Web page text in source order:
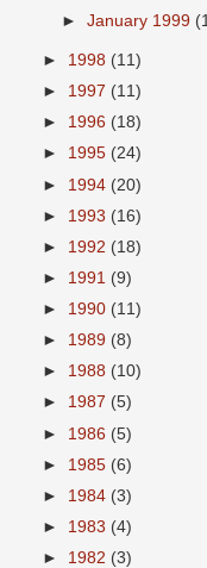
►January 1999
► 1998 (11)
► 1997 (11)
► 1996 (18)
► 1995 (24)
► 1994 (20)
► 1993 (16)
► 1992 (18)
► 1991 (9)
► 1990 (11)
► 1989 (8)
► 1988 (10)
► 1987 (5)
► 1986 (5)
► 1985 (6)
► 1984 (3)
► 1983 (4)
► 1982 (3)